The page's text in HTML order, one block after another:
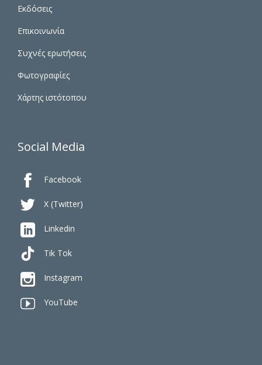
Εκδόσεις
Επικοινωνία
Συχνές ερωτήσεις
Φωτογραφίες
Χάρτης ιστότοπου
Social Media
 Facebook
 X (Twitter)
 Linkedin
Tik Tok
 Instagram
 YouTube